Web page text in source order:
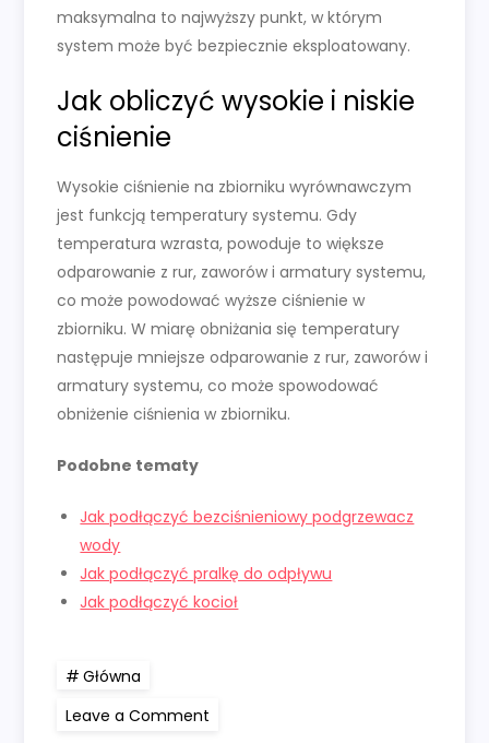
maksymalna to najwyższy punkt, w którym
system może być bezpiecznie eksploatowany.
Jak obliczyć wysokie i niskie
ciśnienie
Wysokie ciśnienie na zbiorniku wyrównawczym
jest funkcją temperatury systemu. Gdy
temperatura wzrasta, powoduje to większe
odparowanie z rur, zaworów i armatury systemu,
co może powodować wyższe ciśnienie w
zbiorniku. W miarę obniżania się temperatury
następuje mniejsze odparowanie z rur, zaworów i
armatury systemu, co może spowodować
obniżenie ciśnienia w zbiorniku.
Podobne tematy
Jak podłączyć bezciśnieniowy podgrzewacz
wody
Jak podłączyć pralkę do odpływu
Jak podłączyć kocioł
Główna
Leave a Comment